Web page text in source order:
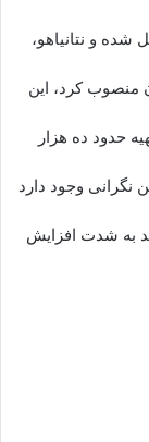
شده و نتانیاهو،
منصوب کرد، این
حدود ده هزار
نگرانی وجود دارد
به شدت افزایش